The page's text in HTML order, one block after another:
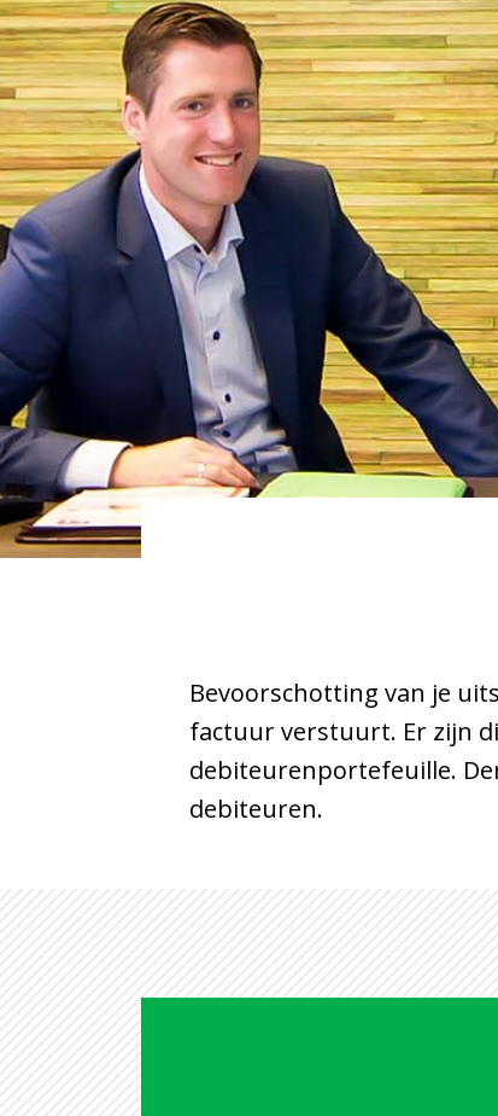
Bevoorschotting van je
factuur verstuurt. Er zijn
debiteurenportefeuille.
debiteuren.